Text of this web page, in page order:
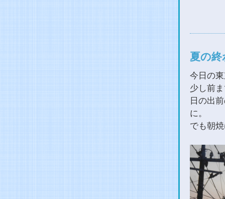
夏の
今日の
少し前
日の出
に。
でも朝